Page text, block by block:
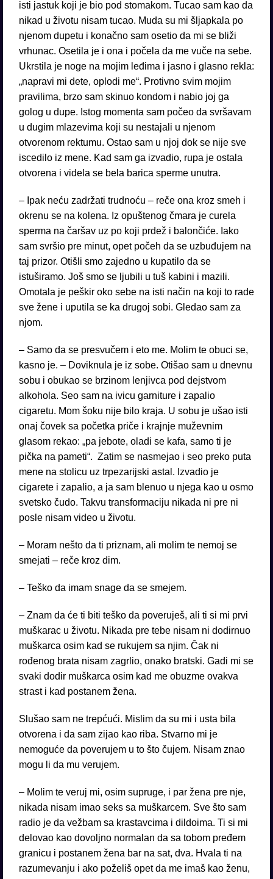
isti jastuk koji je bio pod stomakom. Tucao sam kao da
nikad u životu nisam tucao. Muda su mi šljapkala po
njenom dupetu i konačno sam osetio da mi se bliži
vrhunac. Osetila je i ona i počela da me vuče na sebe.
Ukrstila je noge na mojim leđima i jasno i glasno rekla:
„napravi mi dete, oplodi me“. Protivno svim mojim
pravilima, brzo sam skinuo kondom i nabio joj ga
golog u dupe. Istog momenta sam počeo da svršavam
u dugim mlazevima koji su nestajali u njenom
otvorenom rektumu. Ostao sam u njoj dok se nije sve
iscedilo iz mene. Kad sam ga izvadio, rupa je ostala
otvorena i videla se bela barica sperme unutra.
– Ipak neću zadržati trudnoću – reče ona kroz smeh i
okrenu se na kolena. Iz opuštenog čmara je curela
sperma na čaršav uz po koji prdež i balončiće. Iako
sam svršio pre minut, opet počeh da se uzbuđujem na
taj prizor. Otišli smo zajedno u kupatilo da se
istuširamo. Još smo se ljubili u tuš kabini i mazili.
Omotala je peškir oko sebe na isti način na koji to rade
sve žene i uputila se ka drugoj sobi. Gledao sam za
njom.
– Samo da se presvučem i eto me. Molim te obuci se,
kasno je. – Doviknula je iz sobe. Otišao sam u dnevnu
sobu i obukao se brzinom lenjivca pod dejstvom
alkohola. Seo sam na ivicu garniture i zapalio
cigaretu. Mom šoku nije bilo kraja. U sobu je ušao isti
onaj čovek sa početka priče i krajnje muževnim
glasom rekao: „pa jebote, oladi se kafa, samo ti je
pička na pameti“. Zatim se nasmejao i seo preko puta
mene na stolicu uz trpezarijski astal. Izvadio je
cigarete i zapalio, a ja sam blenuo u njega kao u osmo
svetsko čudo. Takvu transformaciju nikada ni pre ni
posle nisam video u životu.
– Moram nešto da ti priznam, ali molim te nemoj se
smejati – reče kroz dim.
– Teško da imam snage da se smejem.
– Znam da će ti biti teško da poveruješ, ali ti si mi prvi
muškarac u životu. Nikada pre tebe nisam ni dodirnuo
muškarca osim kad se rukujem sa njim. Čak ni
rođenog brata nisam zagrlio, onako bratski. Gadi mi se
svaki dodir muškarca osim kad me obuzme ovakva
strast i kad postanem žena.
Slušao sam ne trepćući. Mislim da su mi i usta bila
otvorena i da sam zijao kao riba. Stvarno mi je
nemoguće da poverujem u to što čujem. Nisam znao
mogu li da mu verujem.
– Molim te veruj mi, osim supruge, i par žena pre nje,
nikada nisam imao seks sa muškarcem. Sve što sam
radio je da vežbam sa krastavcima i dildoima. Ti si mi
delovao kao dovoljno normalan da sa tobom pređem
granicu i postanem žena bar na sat, dva. Hvala ti na
razumevanju i ako poželiš opet da me imaš kao ženu,